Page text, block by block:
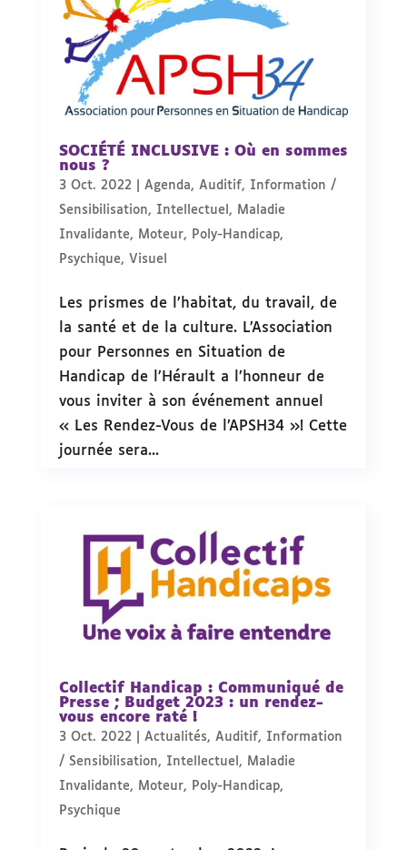
SOCIÉTÉ INCLUSIVE : Où en sommes
nous ?
3 Oct. 2022| Agenda, Auditif, Information /
Sensibilisation, Intellectuel , Maladie
Invalidante, Moteur, Poly-Handicap,
Psychique, Visuel
Les prismes de l’habitat, du travail, de
la santé et de la culture. L’Association
pour Personnes en Situation de
Handicap de l’Hérault a l’honneur de
vous inviter à son événement annuel
« Les Rendez-Vous de l’APSH34 »! Cette
journée sera...
Collectif Handicap : Communiqué de
Presse ; Budget 2023 : un rendez-
vous encore raté !
3 Oct. 2022| Actualités, Auditif, Information
/ Sensibilisation, Intellectuel , Maladie
Invalidante, Moteur, Poly-Handicap,
Psychique